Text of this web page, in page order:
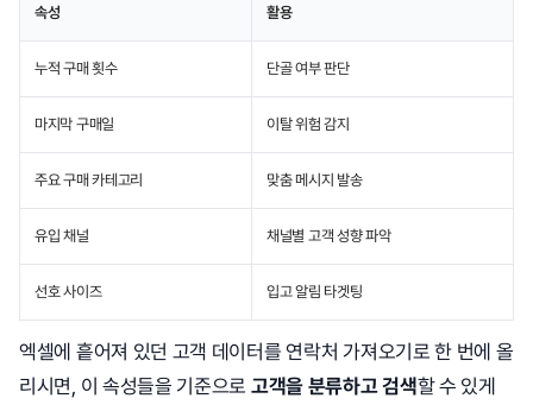
속성 활용
누적 구매 횟수 단골 여부 판단
마지막 구매일 이탈 위험 감지
주요 구매 카테고리 맞춤 메시지 발송
유입 채널 채널별 고객 성향 파악
선호 사이즈 입고 알림 타겟팅
엑셀에 흩어져 있던 고객 데이터를 연락처 가져오기로 한 번에 올
리시면, 이 속성들을 기준으로 고객을 분류하고 검색할 수 있게